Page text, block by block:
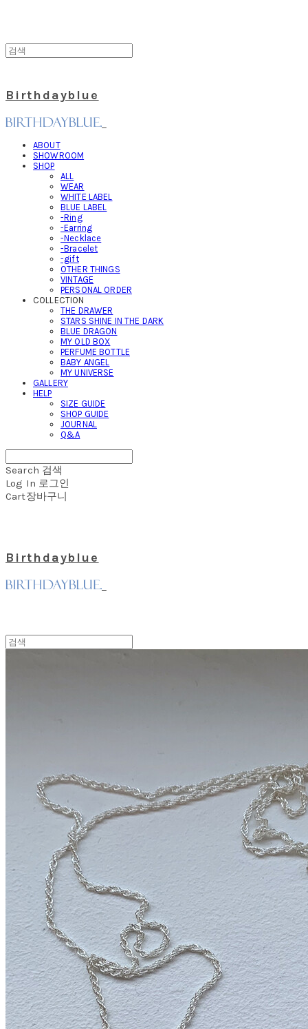
Birthdayblue
ABOUT
SHOWROOM
SHOP
ALL
WEAR
WHITE LABEL
BLUE LABEL
-Ring
-Earring
-Necklace
-Bracelet
-gift
OTHER THINGS
VINTAGE
PERSONAL ORDER
COLLECTION
THE DRAWER
STARS SHINE IN THE DARK
BLUE DRAGON
MY OLD BOX
PERFUME BOTTLE
BABY ANGEL
MY UNIVERSE
GALLERY
HELP
SIZE GUIDE
SHOP GUIDE
JOURNAL
Q&A
Search 검색
Log In 로그인
Cart장바구니
Birthdayblue